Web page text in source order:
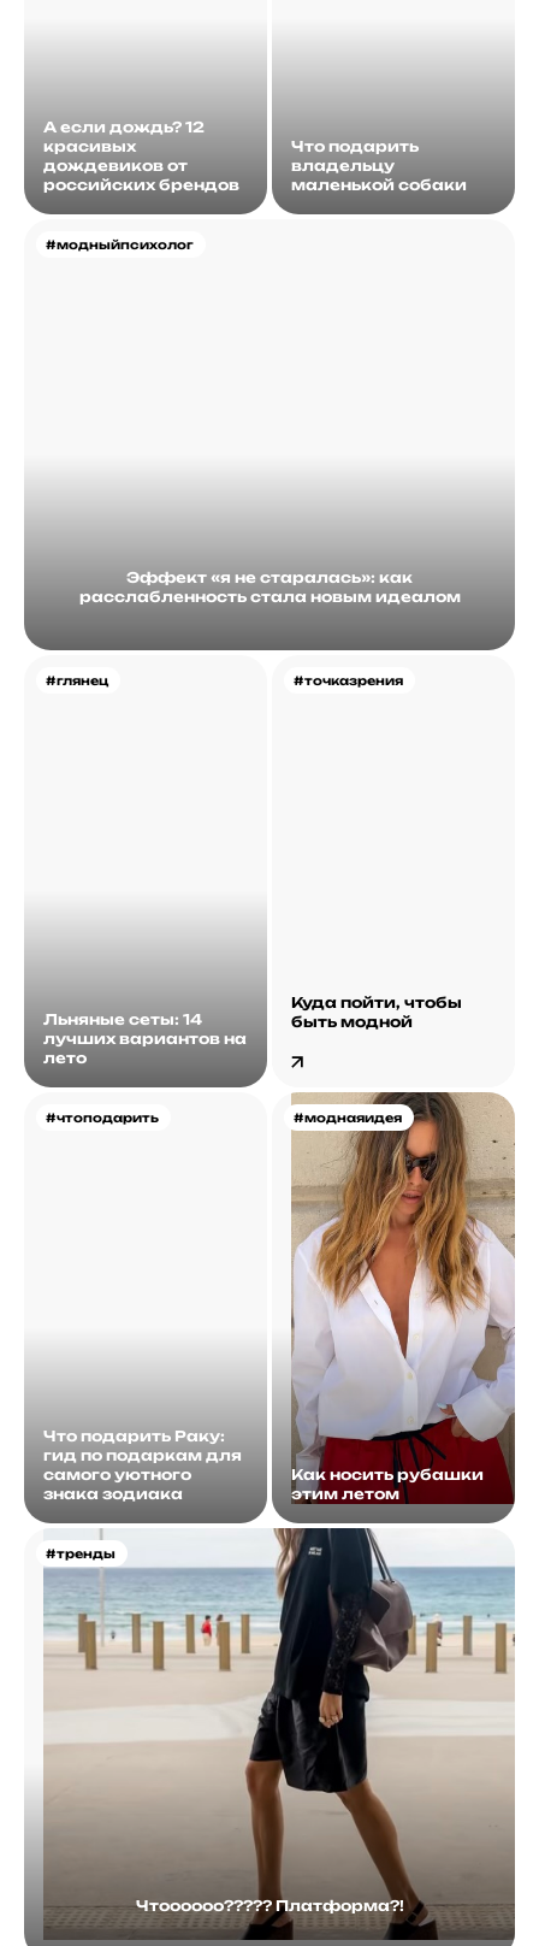
А если дождь? 12
красивых
дождевиков от
российских брендов
#модныйпсихолог
Эффект «я не старалась»: как
расслабленность стала новым идеалом
Что подарить
владельцу
маленькой собаки
#глянец
Льняные сеты: 14
лучших вариантов на
лето
#точказрения
Куда пойти, чтобы
быть модной
#чтоподарить
Что подарить Раку:
гид по подаркам для
самого уютного
знака зодиака
#моднаяидея
Как носить рубашки
этим летом
#тренды
Чтоооооо????? Платформа?!